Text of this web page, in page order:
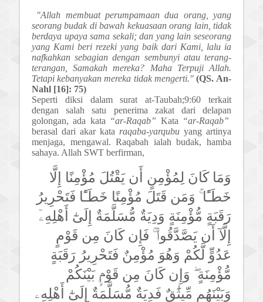
"Allah membuat perumpamaan dua orang, yang
seorang budak di bawah kekuasaan orang lain, tidak
berdaya upaya sama sekali; dan yang lain seseorang
yang Kami beri rezeki yang baik dari Kami, lalu ia
nafkahkan sebagian dengan sembunyi atau terang-
terangan, Samakah mereka? Maha Terpuji Allah.
Tetapi kebanyakan mereka tidak mengerti." (QS. An-
Nahl [16]: 75)
Seperti diksi dalam surat at-Taubah;9:60 terkait
dengan salah satu penerima zakat dari delapan
golongan, ada kata “ar-Raqab” Kata “ar-Raqab”
berasal dari akar kata raqaba-yarqubu yang artinya
menjaga, mengawal. Raqabah ialah budak, hamba
sahaya. Allah SWT berfirman,
وَمَا كَانَ لِمُؤْمِنٍ أَن يَقْتُلَ مُؤْمِنًا إِلَّا
خَطَـًٔا ۚ وَمَن قَتَلَ مُؤْمِنًا خَطَـًٔا فَتَحْرِيرُ
رَقَبَةٍ مُّؤْمِنَةٍ وَدِيَةٌ مُّسَلَّمَةٌ إِلَىٰٓ أَهْلِهِۦٓ
إِلَّآ أَن يَصَّدَّقُوا۟ ۚ فَإِن كَانَ مِن قَوْمٍ
عَدُوٍّ لَّكُمْ وَهُوَ مُؤْمِنٌ فَتَحْرِيرُ رَقَبَةٍ
مُّؤْمِنَةٍ ۖ وَإِن كَانَ مِن قَوْمٍۭ بَيْنَكُمْ
وَبَيْنَهُم مِّيثَٰقٌ فَدِيَةٌ مُّسَلَّمَةٌ إِلَىٰٓ أَهْلِهِۦ